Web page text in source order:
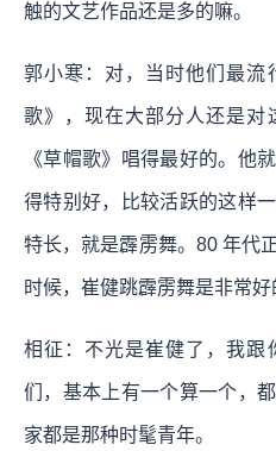
触的文艺作品还是多的嘛。
郭小寒：对，当时他们最流
歌》，现在大部分人还是对
《草帽歌》唱得最好的。他
得特别好，比较活跃的这样
特长，就是霹雳舞。80 年代
时候，崔健跳霹雳舞是非常好
相征：不光是崔健了，我跟
们，基本上有一个算一个，
家都是那种时髦青年。